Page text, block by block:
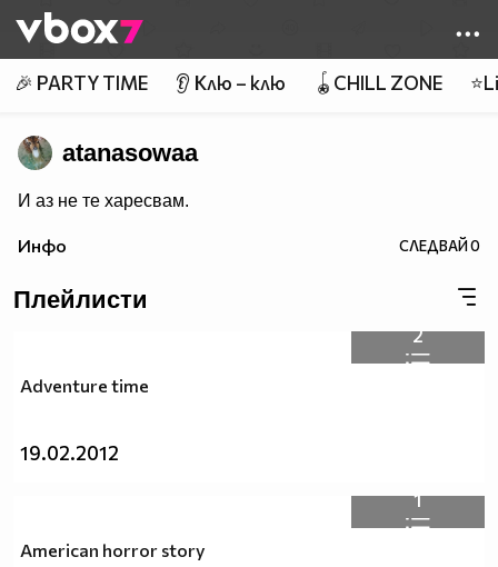
👾
🎉 PARTY TIME 👂 Клю – клю 🪀CHILL ZONE
atanasowaa
И аз не те харесвам.
Инфо СЛЕДВАЙ0
Плейлисти
2
Adventure time
19.02.2012
1
American horror story